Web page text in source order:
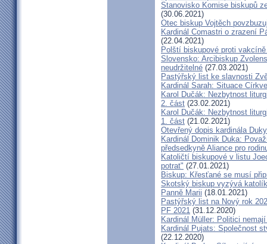
Stanovisko Komise biskupů
(30.06.2021)
Otec biskup Vojtěch
Kardinál Comastri o zrazení
(22.04.2021)
Polští biskupové proti
Slovensko: Arcibiskup
neudržitelné (27.03.2021)
Pastýřský list ke slavnosti
Kardinál Sarah: Situace
Karol Dučák: Nezbytnost
2. část (23.02.2021)
Karol Dučák: Nezbytnost
1. část (21.02.2021)
Otevřený dopis kardinála
Kardinál Dominik Duka:
předsedkyně Aliance pro
Katoličtí biskupové v listu
potrat" (27.01.2021)
Biskup: Křesťané se musí
Skotský biskup vyzývá
Panně Marii (18.01.2021)
Pastýřský list na Nový rok
PF 2021 (31.12.2020)
Kardinál Müller: Politici
Kardinál Pujats: Společnost
(22.12.2020)